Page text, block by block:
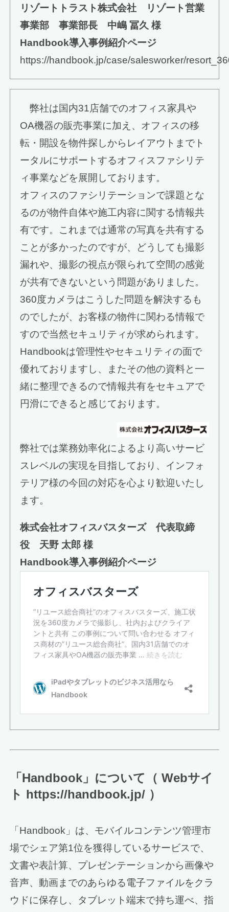
リゾートトラスト株式会社 リゾート営業
事業部 事業部長 中嶋 冨久 様
Handbook導入事例紹介ページ
https://handbook.jp/case/salesworker/
弊社は国内31店舗でのオフィス家具や
OA機器の販売事業に加え、オフィスの移
転・開設を物件探しからレイアウトまでト
ータルにサポートするオフィスファシリテ
ィ事業などを展開しております。
オフィスのファシリテーションで課題とな
るのが物件自体や施工内容に関する情報共
有です。これまでは通常の写真を共有する
ことが多かったのですが、どうしても撮影
漏れや、撮影の視点が限られて空間の感覚
が共有できないという問題がありました。
360度カメラはこうした問題を解決するも
のでしたが、お客様の物件に関わる情報で
すので当然セキュリティが求められます。
Handbookは管理性やセキュリティの面で
優れておりますし、またその他の資料と一
緒に整理できるので情報共有をセキュアで
円滑にできると感じております。
弊社では業務効率化によるより高いサービ
スレベルの実現を目指しており、インフォ
テリア様の今回の対応を心より歓迎いたし
ます。
株式会社オフィスバスターズ 代表取締
役 天野 太郎 様
Handbook導入事例紹介ページ
「Handbook」について（ Webサイ
ト https://handbook.jp/ ）
「Handbook」は、モバイルコンテンツ管理市
場でシェア第1位を獲得しているサービスで、
文書や表計算、プレゼンテーションから画像や
音声、動画までのあらゆる電子ファイルをクラ
ウドに保存し、タブレット端末で持ち運べ、指